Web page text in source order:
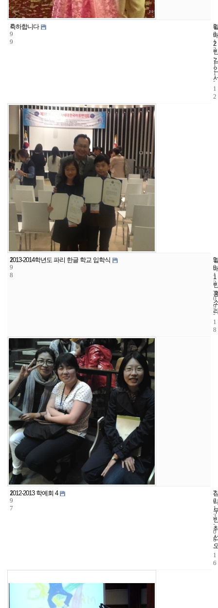
1
9
9
축하합니다
2
4
4
2
0
1
3
-
1
1
-
1
2
1
9
8
2013-2014학년도 파리 한글 학교 입학식
1
9
9
2
0
1
3
-
0
9
-
1
8
1
9
7
2012-2013 학예회 4
7
4
2
0
1
3
-
0
6
-
1
6